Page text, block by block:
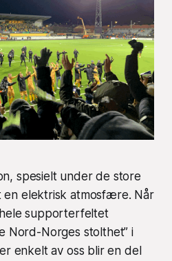
spesielt under de store
en elektrisk atmosfære. Når
supporterfeltet
Nord-Norges stolthet” i
enkelt av oss blir en del